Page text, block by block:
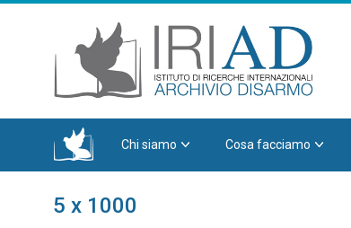
Chi siamo Cosa facciamo
5 x 1000